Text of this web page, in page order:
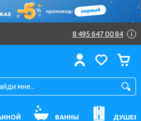
8 495 647 00 84 i
ВАННЫ